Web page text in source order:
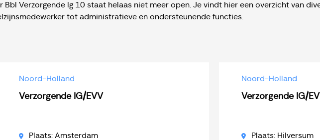
Verzorgende Ig 10 staat helaas niet meer open. Je vindt hier een overzicht van
tot administratieve en ondersteunende functies.
Noord-Holland
Verzorgende IG/EVV
Plaats: Amsterdam
Noord-Holland
Verzorgende IG/
Plaats: Hilversum